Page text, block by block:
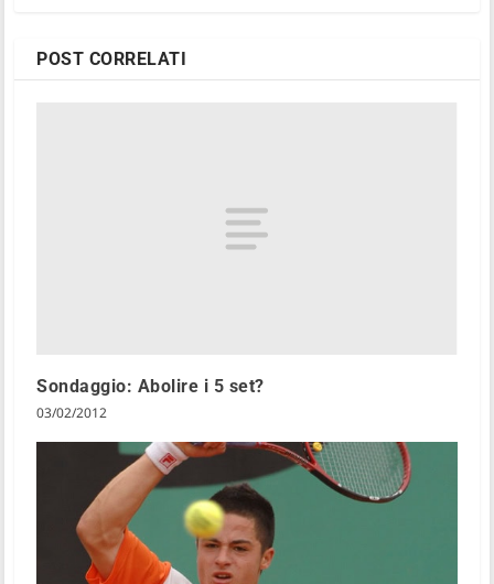
POST CORRELATI
Sondaggio: Abolire i 5 set?
03/02/2012